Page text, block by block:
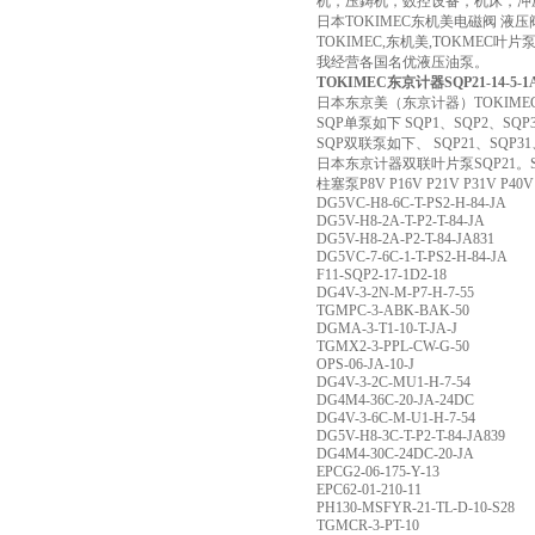
日本TOKIMEC东机美电磁阀 液
TOKIMEC,东机美,TOKMEC叶片
我经营各国名优液压油泵。
TOKIMEC东京计器SQP21-14-5-
日本东京美（东京计器）
SQP单泵如下 SQP1、SQP2、
SQP双联泵如下、 SQP21、
日本东京计器双联叶片泵SQP21。
柱塞泵P8V P16V P21V P31V
DG5VC-H8-6C-T-PS2-H-84-JA
DG5V-H8-2A-T-P2-T-84-JA
DG5V-H8-2A-P2-T-84-JA831
DG5VC-7-6C-1-T-PS2-H-84-JA
F11-SQP2-17-1D2-18
DG4V-3-2N-M-P7-H-7-55
TGMPC-3-ABK-BAK-50
DGMA-3-T1-10-T-JA-J
TGMX2-3-PPL-CW-G-50
OPS-06-JA-10-J
DG4V-3-2C-MU1-H-7-54
DG4M4-36C-20-JA-24DC
DG4V-3-6C-M-U1-H-7-54
DG5V-H8-3C-T-P2-T-84-JA839
DG4M4-30C-24DC-20-JA
EPCG2-06-175-Y-13
EPC62-01-210-11
PH130-MSFYR-21-TL-D-10-S28
TGMCR-3-PT-10